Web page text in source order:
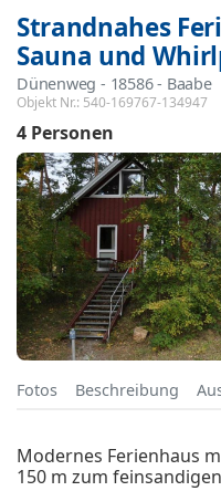
Strandnahes
Sauna und
Dünenweg - 18586 - Baabe
Objekt Nr.: 540-169767-134947
4 Personen
Fotos Beschreibung
Modernes Ferienhaus
150 m zum